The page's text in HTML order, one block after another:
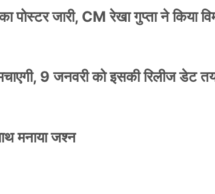
का पोस्टर जारी, CM रेखा गुप्ता ने
9 जनवरी को इसकी रिलीज डेट
मनाया जश्न